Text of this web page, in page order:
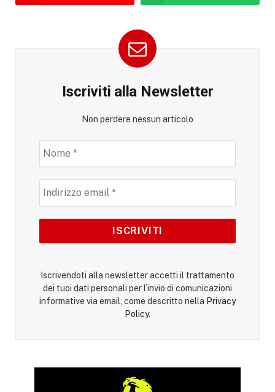
Iscriviti alla Newsletter
Non perdere nessun articolo
Iscrivendoti alla newsletter accetti il trattamento
dei tuoi dati personali per l’invio di comunicazioni
informative via email, come descritto nella Privacy
Policy.